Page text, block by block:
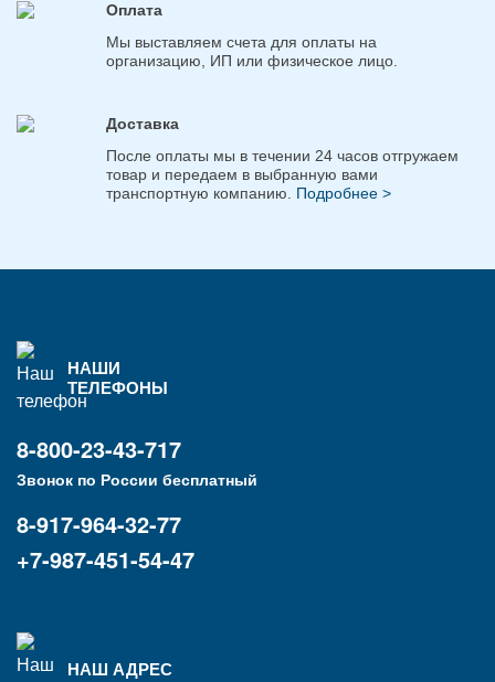
Оплата
Мы выставляем счета для оплаты на
организацию, ИП или физическое лицо.
Доставка
После оплаты мы в течении 24 часов отгружаем
товар и передаем в выбранную вами
транспортную компанию. Подробнее >
НАШИ
ТЕЛЕФОНЫ
8-800-23-43-717
Звонок по России бесплатный
8-917-964-32-77
+7-987-451-54-47
НАШ АДРЕС